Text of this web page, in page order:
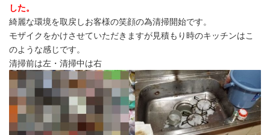
した。
綺麗な環境を取戻しお客様の笑顔の為清掃開始です。
モザイクをかけさせていただきますが見積もり時のキッチンはこ
のような感じです。
清掃前は左・清掃中は右